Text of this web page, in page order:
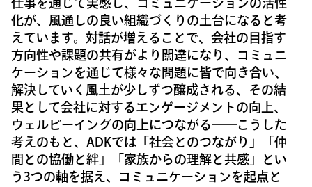
仕事を通じて実感し、コミュニケーションの活性
化が、風通しの良い組織づくりの土台になると考
えています。対話が増えることで、会社の目指す
方向性や課題の共有がより闊達になり、コミュニ
ケーションを通じて様々な問題に皆で向き合い、
解決していく風土が少しずつ醸成される、その結
果として会社に対するエンゲージメントの向上、
ウェルビーイングの向上につながる――こうした
考えのもと、ADKでは「社会とのつながり」「仲
間との協働と絆」「家族からの理解と共感」とい
う3つの軸を据え、コミュニケーションを起点と